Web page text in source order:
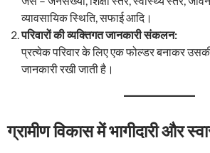
व्यावसायिक स्थिति, सफाई आदि।
परिवारों की व्यक्तिगत जानकारी संकलन:
प्रत्येक परिवार के लिए एक फोल्डर बनाकर
जानकारी रखी जाती है।
ग्रामीण विकास में भागीदारी और